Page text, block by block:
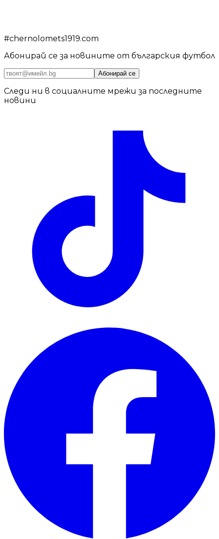
#chernolomets1919.com
Абонирай се за новините от българския футбол
Абонирай се
Следи ни в социалните мрежи за последните
новини